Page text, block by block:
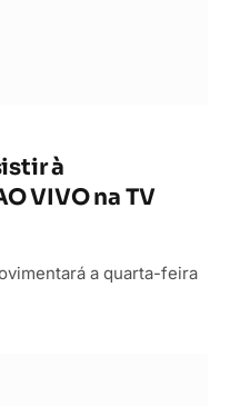
à
VIVO na TV
a quarta-feira